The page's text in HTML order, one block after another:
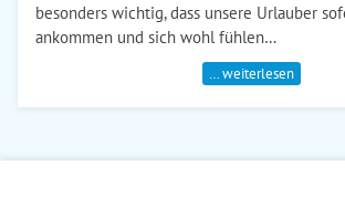
besonders wichtig, dass unsere Urlauber
ankommen und sich wohl fühlen…
… weiterlesen